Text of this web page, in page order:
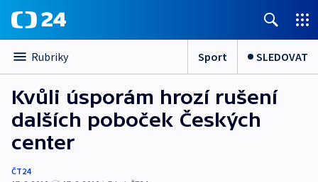
Rubriky Sport SLEDOVAT
Kvůli úsporám hrozí rušení
dalších poboček Českých
center
ČT24